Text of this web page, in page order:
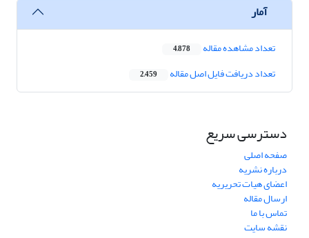
آمار
تعداد مشاهده مقاله 4,878
تعداد دریافت فایل اصل مقاله 2,459
دسترسی سریع
صفحه اصلی
درباره نشریه
اعضای هیات تحریریه
ارسال مقاله
تماس با ما
نقشه سایت